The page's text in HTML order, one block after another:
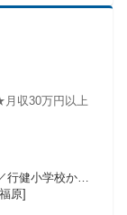
収30万円以上
行健小学校から
原]